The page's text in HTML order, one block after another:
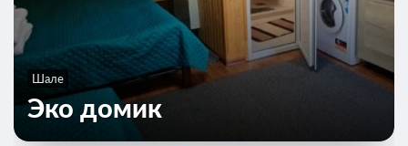
Шале
Эко домик